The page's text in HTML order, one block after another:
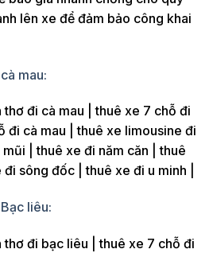
lên xe để đảm bảo công khai
mau:
đi cà mau | thuê xe 7 chỗ đi
đi cà mau | thuê xe limousine đi
| thuê xe đi năm căn | thuê
sông đốc | thuê xe đi u minh |
liêu:
đi bạc liêu | thuê xe 7 chỗ đi